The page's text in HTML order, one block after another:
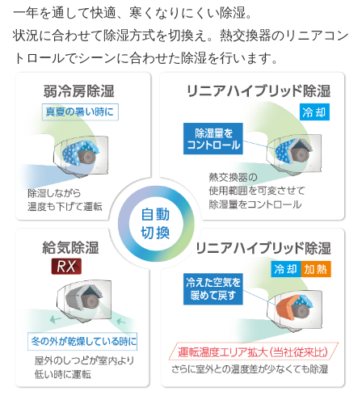
一年を通して快適、寒くなりにくい除湿。
状況に合わせて除湿方式を切換え。熱交換器のリニアコン
トロールでシーンに合わせた除湿を行います。